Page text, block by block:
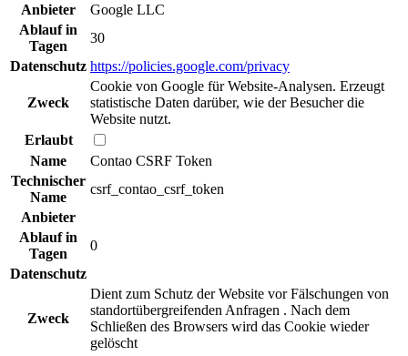
Anbieter
Google LLC
Ablauf in
Tagen
30
Datenschutz https://policies.google.com/privacy
Zweck
Cookie von Google für Website-Analysen. Erzeugt
statistische Daten darüber, wie der Besucher die
Website nutzt.
Erlaubt
Name
Contao CSRF Token
Technischer
Name
csrf_contao_csrf_token
Anbieter
Ablauf in
Tagen
0
Datenschutz
Zweck
Dient zum Schutz der Website vor Fälschungen von
standortübergreifenden Anfragen . Nach dem
Schließen des Browsers wird das Cookie wieder
gelöscht